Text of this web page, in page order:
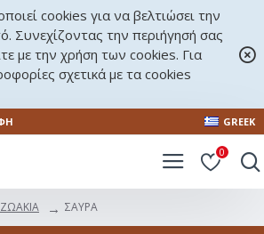
cookies για να βελτιώσει την
Συνεχίζοντας την περιήγησή σας
με την χρήση των cookies. Για
σχετικά με τα cookies
GREEK
0
ΣΑΥΡΑ